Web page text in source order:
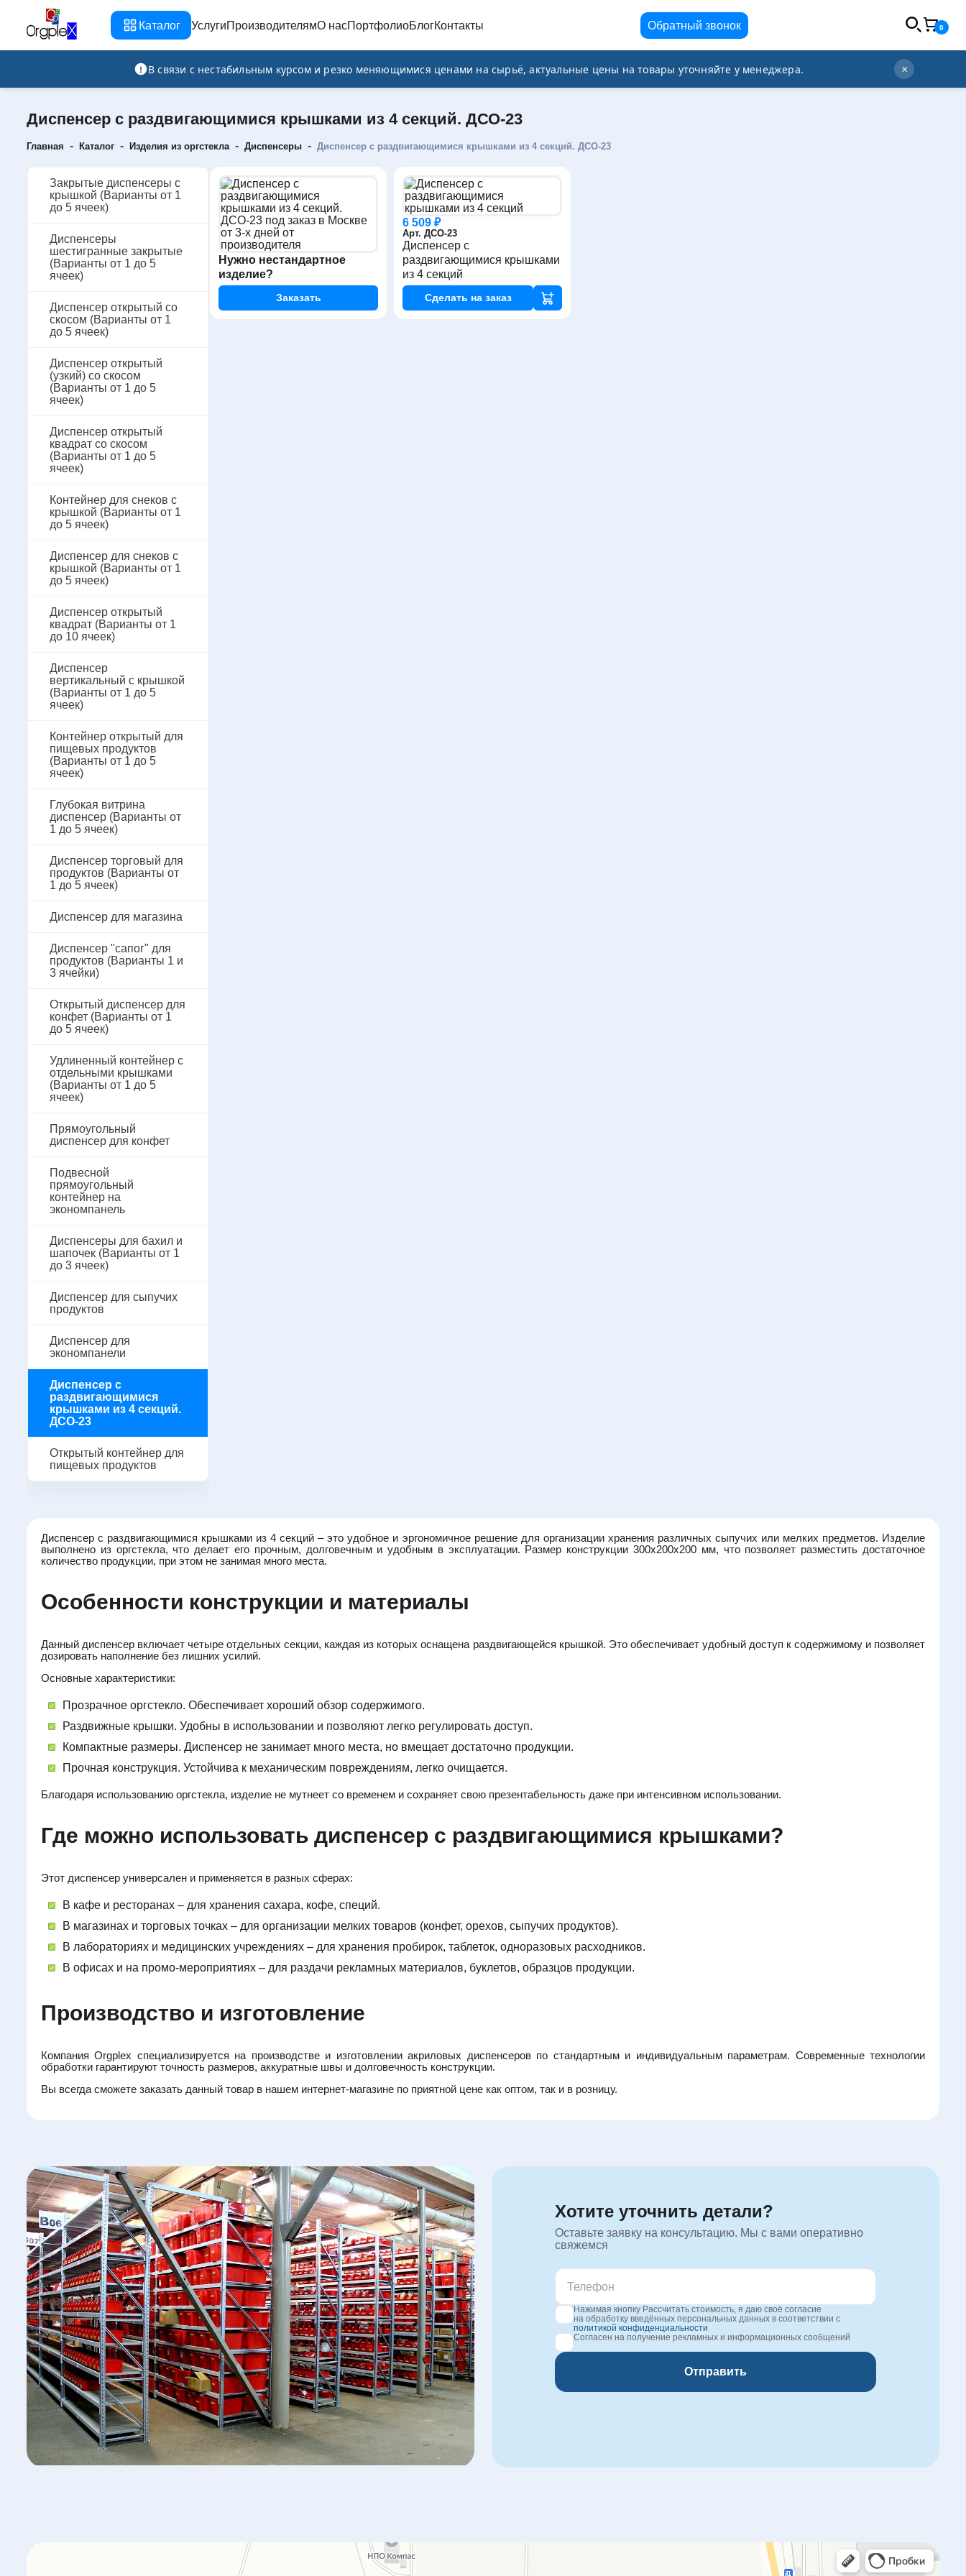
Каталог УслугиПроизводителямО насПортфолиоБлогКонтакты Обратный звонок 0
В связи с нестабильным курсом и резко меняющимися ценами на сырьё, актуальные цены на товары уточняйте у менеджера. ×
Рекламно-производственная компания info@orgplex.com +7 (495) 021-63-96
Диспенсер с раздвигающимися крышками из 4 секций. ДСО-23
Главная - Каталог - Изделия из оргстекла - Диспенсеры - Диспенсер с раздвигающимися крышками из 4 секций. ДСО-23
Закрытые диспенсеры с
крышкой (Варианты от 1
до 5 ячеек)
Диспенсеры
шестигранные закрытые
(Варианты от 1 до 5
ячеек)
Диспенсер открытый со
скосом (Варианты от 1
до 5 ячеек)
Диспенсер открытый
(узкий) со скосом
(Варианты от 1 до 5
ячеек)
Диспенсер открытый
квадрат со скосом
(Варианты от 1 до 5
ячеек)
Контейнер для снеков с
крышкой (Варианты от 1
до 5 ячеек)
Диспенсер для снеков с
крышкой (Варианты от 1
до 5 ячеек)
Диспенсер открытый
квадрат (Варианты от 1
до 10 ячеек)
Диспенсер
вертикальный с крышкой
(Варианты от 1 до 5
ячеек)
Контейнер открытый для
пищевых продуктов
(Варианты от 1 до 5
ячеек)
Глубокая витрина
диспенсер (Варианты от
1 до 5 ячеек)
Диспенсер торговый для
продуктов (Варианты от
1 до 5 ячеек)
Диспенсер для магазина
Диспенсер "сапог" для
продуктов (Варианты 1 и
3 ячейки)
Открытый диспенсер для
конфет (Варианты от 1
до 5 ячеек)
Удлиненный контейнер с
отдельными крышками
(Варианты от 1 до 5
ячеек)
Прямоугольный
диспенсер для конфет
Подвесной
прямоугольный
контейнер на
экономпанель
Диспенсеры для бахил и
шапочек (Варианты от 1
до 3 ячеек)
Диспенсер для сыпучих
продуктов
Диспенсер для
экономпанели
Диспенсер с
раздвигающимися
крышками из 4 секций.
ДСО-23
Открытый контейнер для
пищевых продуктов
Нужно нестандартное
изделие?
Заказать
6 509 ₽
Арт. ДСО-23
Диспенсер с
раздвигающимися крышками
из 4 секций
Сделать на заказ
Диспенсер с раздвигающимися крышками из 4 секций – это удобное и эргономичное решение для организации хранения различных сыпучих или мелких предметов. Изделие
выполнено из оргстекла, что делает его прочным, долговечным и удобным в эксплуатации. Размер конструкции 300x200x200 мм, что позволяет разместить достаточное
количество продукции, при этом не занимая много места.
Особенности конструкции и материалы
Данный диспенсер включает четыре отдельных секции, каждая из которых оснащена раздвигающейся крышкой. Это обеспечивает удобный доступ к содержимому и позволяет
дозировать наполнение без лишних усилий.
Основные характеристики:
Прозрачное оргстекло. Обеспечивает хороший обзор содержимого.
Раздвижные крышки. Удобны в использовании и позволяют легко регулировать доступ.
Компактные размеры. Диспенсер не занимает много места, но вмещает достаточно продукции.
Прочная конструкция. Устойчива к механическим повреждениям, легко очищается.
Благодаря использованию оргстекла, изделие не мутнеет со временем и сохраняет свою презентабельность даже при интенсивном использовании.
Где можно использовать диспенсер с раздвигающимися крышками?
Этот диспенсер универсален и применяется в разных сферах:
В кафе и ресторанах – для хранения сахара, кофе, специй.
В магазинах и торговых точках – для организации мелких товаров (конфет, орехов, сыпучих продуктов).
В лабораториях и медицинских учреждениях – для хранения пробирок, таблеток, одноразовых расходников.
В офисах и на промо-мероприятиях – для раздачи рекламных материалов, буклетов, образцов продукции.
Производство и изготовление
Компания Orgplex специализируется на производстве и изготовлении акриловых диспенсеров по стандартным и индивидуальным параметрам. Современные технологии
обработки гарантируют точность размеров, аккуратные швы и долговечность конструкции.
Вы всегда сможете заказать данный товар в нашем интернет-магазине по приятной цене как оптом, так и в розницу.
Хотите уточнить детали?
Оставьте заявку на консультацию. Мы с вами оперативно
свяжемся
Нажимая кнопку Рассчитать стоимость, я даю своё согласие
на обработку введённых персональных данных в соответствии с
политикой конфиденциальности
Согласен на получение рекламных и информационных сообщений
Отправить
Orgplex